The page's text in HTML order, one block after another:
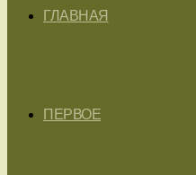
ГЛАВНАЯ
ПЕРВОЕ